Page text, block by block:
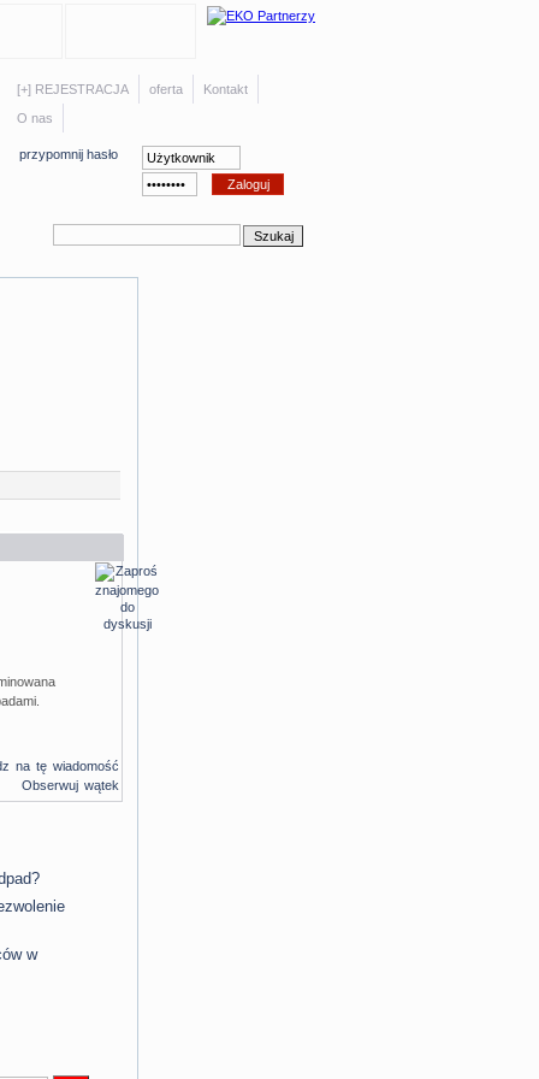
[+] REJESTRACJA oferta
Kontakt
O nas
przypomnij hasło
na tę wiadomość
Obserwuj wątek
w